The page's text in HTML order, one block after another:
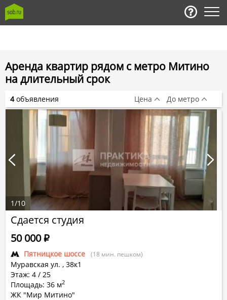
Аренда квартир рядом с метро Митино
на длительный срок
Сдается студия
Пятницкое шоссе (18 мин. пешком)
Муравская ул. , 38к1
Этаж: 4 / 25
Площадь: 36 м2
ЖК "Мир Митино"
50 000Р
1/10
4объявления Цена До метро